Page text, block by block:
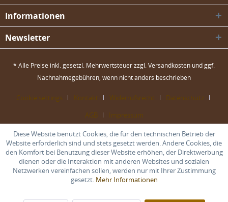
Informationen
Newsletter
* Alle Preise inkl. gesetzl. Mehrwertsteuer zzgl.Versandkosten und ggf.
Nachnahmegebühren, wenn nicht anders beschrieben
Cookie settings Kontakt Widerrufsrecht
Datenschutz
AGB
Impressum
Diese Website benutzt Cookies, die für den technischen Betrieb der
Website erforderlich sind und stets gesetzt werden. Andere Cookies, die
den Komfort bei Benutzung dieser Website erhöhen, der Direktwerbung
dienen oder die Interaktion mit anderen Websites und sozialen
Netzwerken vereinfachen sollen, werden nur mit Ihrer Zustimmung
gesetzt. Mehr Informationen